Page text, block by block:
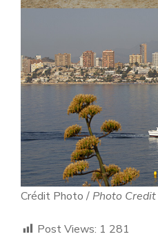
Crédit Photo / Photo Credit
Post Views: 1 281